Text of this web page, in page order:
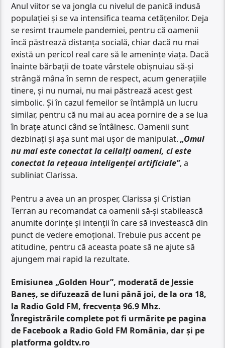
Anul viitor se va jongla cu nivelul de panică indusă
populației și se va intensifica teama cetățenilor. Deja
se resimt traumele pandemiei, pentru că oamenii
încă păstrează distanța socială, chiar dacă nu mai
există un pericol real care să le amenințe viața. Dacă
înainte bărbații de toate vârstele obișnuiau să-și
strângă mâna în semn de respect, acum generațiile
tinere, și nu numai, nu mai păstrează acest gest
simbolic. Și în cazul femeilor se întâmplă un lucru
similar, pentru că nu mai au acea pornire de a se lua
în brațe atunci când se întâlnesc. Oamenii sunt
dezbinați și așa sunt mai ușor de manipulat.„Omul
nu mai este conectat la ceilalți oameni, ci este
conectat la rețeaua inteligenței artificiale”, a
subliniat Clarissa.
Pentru a avea un an prosper, Clarissa și Cristian
Terran au recomandat ca oamenii să-și stabilească
anumite dorințe și intenții în care să investească din
punct de vedere emoțional. Trebuie pus accent pe
atitudine, pentru că aceasta poate să ne ajute să
ajungem mai rapid la rezultate.
Emisiunea „Golden Hour”, moderată de Jessie
Baneș, se difuzează de luni până joi, de la ora 18,
la Radio Gold FM, frecvența 96.9 Mhz.
Înregistrările complete pot fi urmărite pe pagina
de Facebook a Radio Gold FM România, dar și pe
platforma goldtv.ro